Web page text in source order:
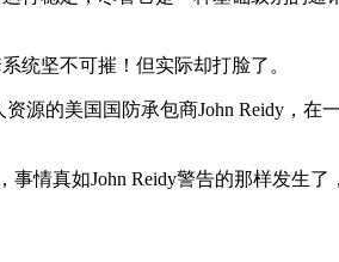
统坚不可摧！但实际却打脸了。
源的美国国防承包商John Reidy，在
情真如John Reidy警告的那样发生了